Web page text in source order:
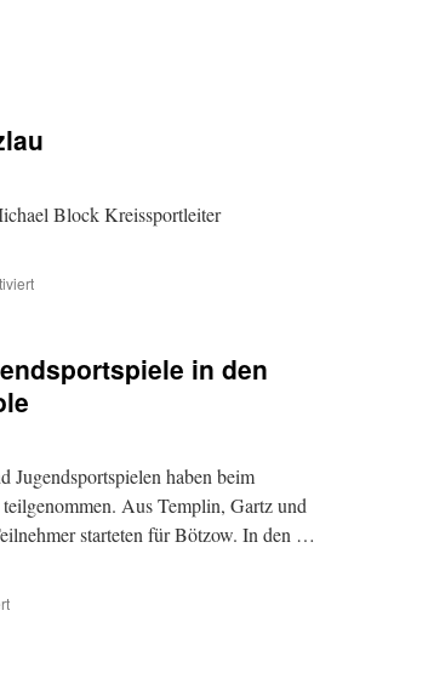
Block Kreissportleiter
für
Präzi
in den
Jugendsportspielen haben beim
Aus Templin, Gartz und
starteten für Bötzow. In den …
für